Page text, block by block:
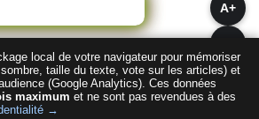
A+
de pages vues sur ce Site
4 2 8 2 7
local de votre navigateur pour mémoriser
taille du texte, vote sur les articles) et
(Google Analytics). Ces données
maximum et ne sont pas revendues à des
→